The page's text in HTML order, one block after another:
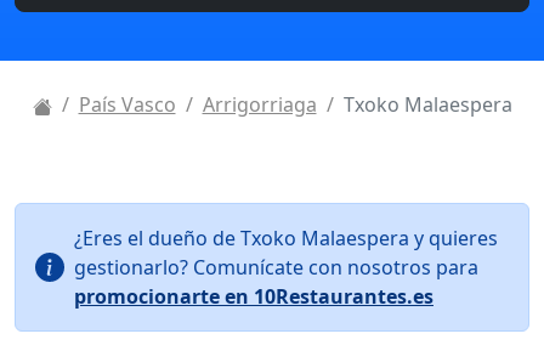
País Vasco Arrigorriaga Txoko Malaespera
¿Eres el dueño de Txoko Malaespera y quieres
gestionarlo? Comunícate con nosotros para
promocionarte en 10Restaurantes.es